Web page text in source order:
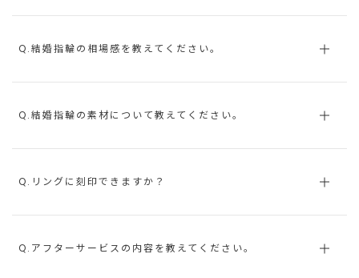
Q.結婚指輪の相場感を教えてください。
Q.結婚指輪の素材について教えてください。
Q.リングに刻印できますか？
Q.アフターサービスの内容を教えてください。